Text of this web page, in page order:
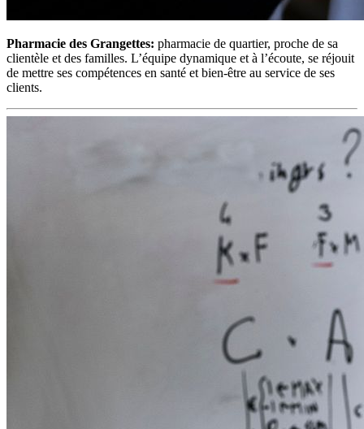
Pharmacie des Grangettes: pharmacie de quartier, proche de sa
clientèle et des familles. L’équipe dynamique et à l’écoute, se réjouit
de mettre ses compétences en santé et bien-être au service de ses
clients.